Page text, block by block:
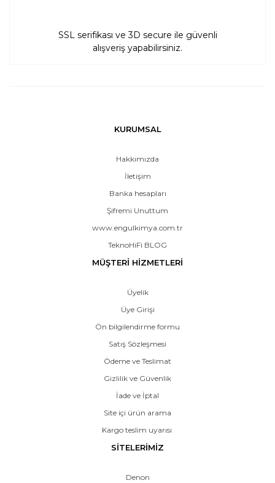
SSL serifikası ve 3D secure ile güvenli
alışveriş yapabilirsiniz.
KURUMSAL
Hakkımızda
İletişim
Banka hesapları
Şifremi Unuttum
www.engulkimya.com.tr
TeknoHiFi BLOG
MÜŞTERİ HİZMETLERİ
Üyelik
Üye Girişi
Ön bilgilendirme formu
Satış Sözleşmesi
Ödeme ve Teslimat
Gizlilik ve Güvenlik
İade ve İptal
Site içi ürün arama
Kargo teslim uyarısı
SİTELERİMİZ
Denon